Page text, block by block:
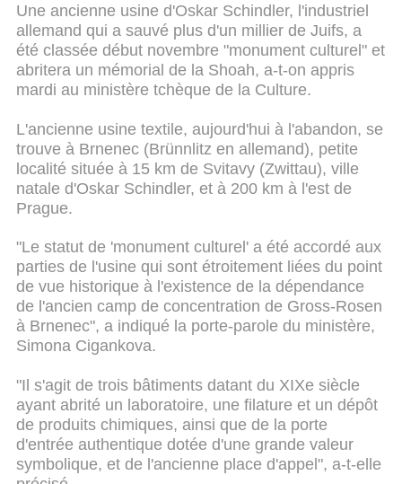
Une ancienne usine d'Oskar Schindler, l'industriel
allemand qui a sauvé plus d'un millier de Juifs, a
été classée début novembre "monument culturel" et
abritera un mémorial de la Shoah, a-t-on appris
mardi au ministère tchèque de la Culture.
L'ancienne usine textile, aujourd'hui à l'abandon, se
trouve à Brnenec (Brünnlitz en allemand), petite
localité située à 15 km de Svitavy (Zwittau), ville
natale d'Oskar Schindler, et à 200 km à l'est de
Prague.
"Le statut de 'monument culturel' a été accordé aux
parties de l'usine qui sont étroitement liées du point
de vue historique à l'existence de la dépendance
de l'ancien camp de concentration de Gross-Rosen
à Brnenec", a indiqué la porte-parole du ministère,
Simona Cigankova.
"Il s'agit de trois bâtiments datant du XIXe siècle
ayant abrité un laboratoire, une filature et un dépôt
de produits chimiques, ainsi que de la porte
d'entrée authentique dotée d'une grande valeur
symbolique, et de l'ancienne place d'appel", a-t-elle